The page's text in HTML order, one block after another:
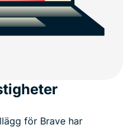
för Brave har